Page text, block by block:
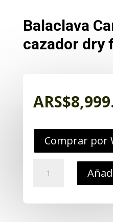
Balaclava
cazador dry
ARS$
Comprar por
Camuflado